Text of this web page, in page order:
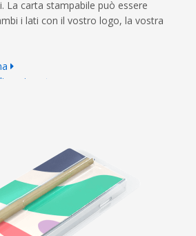
La carta stampabile può essere
i lati con il vostro logo, la vostra